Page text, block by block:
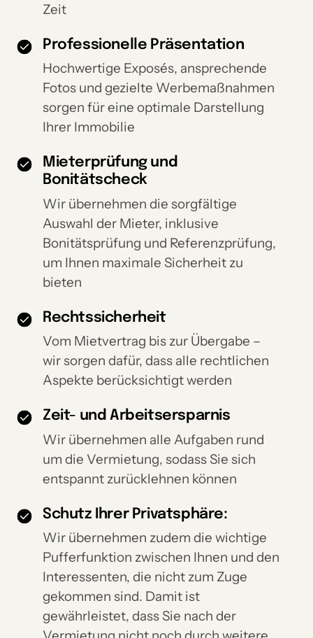
Zeit
Professionelle Präsentation
Hochwertige Exposés, ansprechende
Fotos und gezielte Werbemaßnahmen
sorgen für eine optimale Darstellung
Ihrer Immobilie
Mieterprüfung und
Bonitätscheck
Wir übernehmen die sorgfältige
Auswahl der Mieter, inklusive
Bonitätsprüfung und Referenzprüfung,
um Ihnen maximale Sicherheit zu
bieten
Rechtssicherheit
Vom Mietvertrag bis zur Übergabe –
wir sorgen dafür, dass alle rechtlichen
Aspekte berücksichtigt werden
Zeit- und Arbeitsersparnis
Wir übernehmen alle Aufgaben rund
um die Vermietung, sodass Sie sich
entspannt zurücklehnen können
Schutz Ihrer Privatsphäre:
Wir übernehmen zudem die wichtige
Pufferfunktion zwischen Ihnen und den
Interessenten, die nicht zum Zuge
gekommen sind. Damit ist
gewährleistet, dass Sie nach der